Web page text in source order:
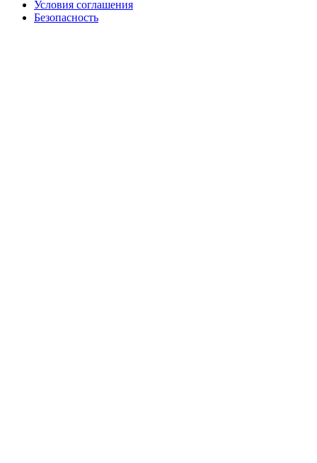
Условия соглашения
Безопасность